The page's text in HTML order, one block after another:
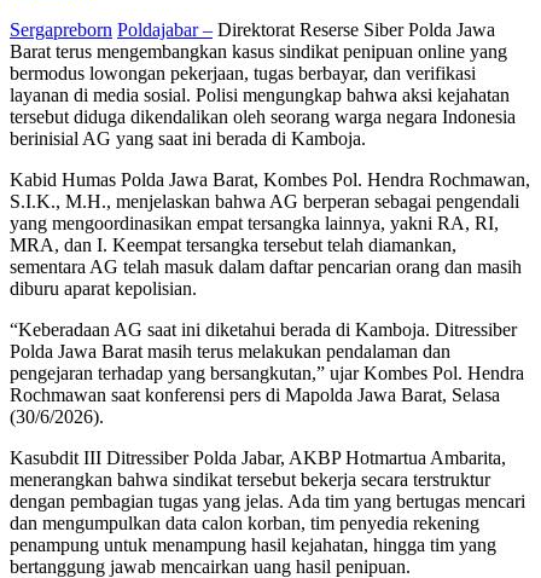
Sergapreborn Poldajabar – Direktorat Reserse Siber Polda Jawa
Barat terus mengembangkan kasus sindikat penipuan online yang
bermodus lowongan pekerjaan, tugas berbayar, dan verifikasi
layanan di media sosial. Polisi mengungkap bahwa aksi kejahatan
tersebut diduga dikendalikan oleh seorang warga negara Indonesia
berinisial AG yang saat ini berada di Kamboja.
Kabid Humas Polda Jawa Barat, Kombes Pol. Hendra Rochmawan,
S.I.K., M.H., menjelaskan bahwa AG berperan sebagai pengendali
yang mengoordinasikan empat tersangka lainnya, yakni RA, RI,
MRA, dan I. Keempat tersangka tersebut telah diamankan,
sementara AG telah masuk dalam daftar pencarian orang dan masih
diburu aparat kepolisian.
“Keberadaan AG saat ini diketahui berada di Kamboja. Ditressiber
Polda Jawa Barat masih terus melakukan pendalaman dan
pengejaran terhadap yang bersangkutan,” ujar Kombes Pol. Hendra
Rochmawan saat konferensi pers di Mapolda Jawa Barat, Selasa
(30/6/2026).
Kasubdit III Ditressiber Polda Jabar, AKBP Hotmartua Ambarita,
menerangkan bahwa sindikat tersebut bekerja secara terstruktur
dengan pembagian tugas yang jelas. Ada tim yang bertugas mencari
dan mengumpulkan data calon korban, tim penyedia rekening
penampung untuk menampung hasil kejahatan, hingga tim yang
bertanggung jawab mencairkan uang hasil penipuan.